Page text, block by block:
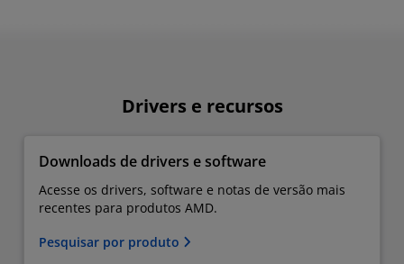
Drivers e recursos
Downloads de drivers e software
Acesse os drivers, software e notas de versão mais
recentes para produtos AMD.
Pesquisar por produto